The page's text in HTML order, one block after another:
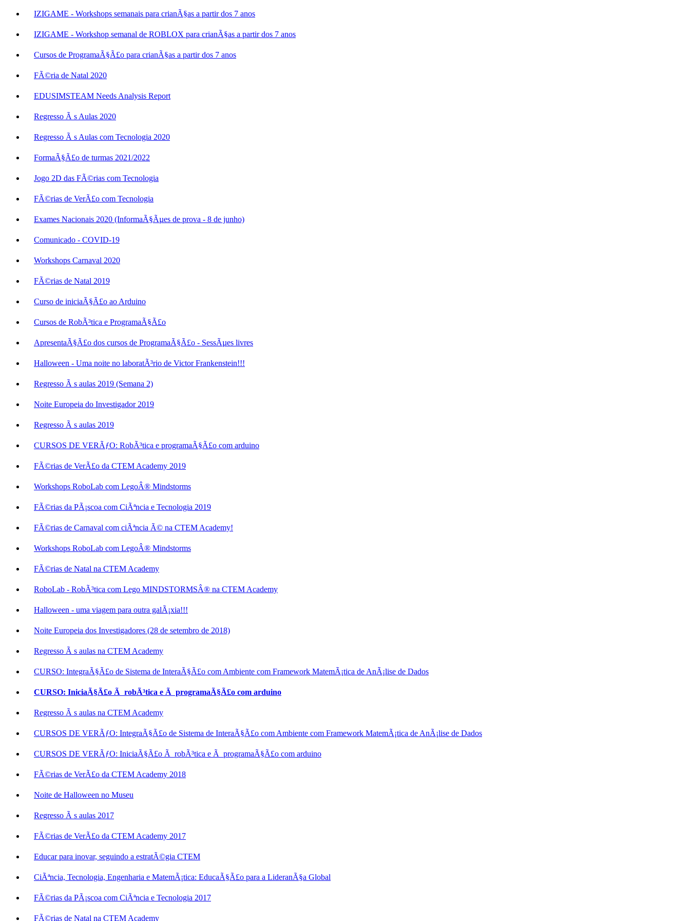
IZIGAME - Workshops semanais para crianÃ§as a partir dos 7 anos
IZIGAME - Workshop semanal de ROBLOX para crianÃ§as a partir dos 7 anos
Cursos de ProgramaÃ§Ã£o para crianÃ§as a partir dos 7 anos
FÃ©ria de Natal 2020
EDUSIMSTEAM Needs Analysis Report
Regresso Ã s Aulas 2020
Regresso Ã s Aulas com Tecnologia 2020
FormaÃ§Ã£o de turmas 2021/2022
Jogo 2D das FÃ©rias com Tecnologia
FÃ©rias de VerÃ£o com Tecnologia
Exames Nacionais 2020 (InformaÃ§Ãµes de prova - 8 de junho)
Comunicado - COVID-19
Workshops Carnaval 2020
FÃ©rias de Natal 2019
Curso de iniciaÃ§Ã£o ao Arduino
Cursos de RobÃ³tica e ProgramaÃ§Ã£o
ApresentaÃ§Ã£o dos cursos de ProgramaÃ§Ã£o - SessÃµes livres
Halloween - Uma noite no laboratÃ³rio de Victor Frankenstein!!!
Regresso Ã s aulas 2019 (Semana 2)
Noite Europeia do Investigador 2019
Regresso Ã s aulas 2019
CURSOS DE VERÃƒO: RobÃ³tica e programaÃ§Ã£o com arduino
FÃ©rias de VerÃ£o da CTEM Academy 2019
Workshops RoboLab com LegoÂ® Mindstorms
FÃ©rias da PÃ¡scoa com CiÃªncia e Tecnologia 2019
FÃ©rias de Carnaval com ciÃªncia Ã© na CTEM Academy!
Workshops RoboLab com LegoÂ® Mindstorms
FÃ©rias de Natal na CTEM Academy
RoboLab - RobÃ³tica com Lego MINDSTORMSÂ® na CTEM Academy
Halloween - uma viagem para outra galÃ¡xia!!!
Noite Europeia dos Investigadores (28 de setembro de 2018)
Regresso Ã s aulas na CTEM Academy
CURSO: IntegraÃ§Ã£o de Sistema de InteraÃ§Ã£o com Ambiente com Framework MatemÃ¡tica de AnÃ¡lise de Dados
CURSO: IniciaÃ§Ã£o Ã robÃ³tica e Ã programaÃ§Ã£o com arduino
Regresso Ã s aulas na CTEM Academy
CURSOS DE VERÃƒO: IntegraÃ§Ã£o de Sistema de InteraÃ§Ã£o com Ambiente com Framework MatemÃ¡tica de AnÃ¡lise de Dados
CURSOS DE VERÃƒO: IniciaÃ§Ã£o Ã robÃ³tica e Ã programaÃ§Ã£o com arduino
FÃ©rias de VerÃ£o da CTEM Academy 2018
Noite de Halloween no Museu
Regresso Ã s aulas 2017
FÃ©rias de VerÃ£o da CTEM Academy 2017
Educar para inovar, seguindo a estratÃ©gia CTEM
CiÃªncia, Tecnologia, Engenharia e MatemÃ¡tica: EducaÃ§Ã£o para a LideranÃ§a Global
FÃ©rias da PÃ¡scoa com CiÃªncia e Tecnologia 2017
FÃ©rias de Natal na CTEM Academy